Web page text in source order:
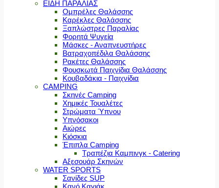
ΕΙΔΗ ΠΑΡΑΛΙΑΣ
Ομπρέλες Θαλάσσης
Καρέκλες Θαλάσσης
Ξαπλώστρες Παραλίας
Φορητά Ψυγεία
Μάσκες - Αναπνευστήρες
Βατραχοπέδιλα Θαλάσσης
Ρακέτες Θαλάσσης
Φουσκωτά Παιχνίδια Θαλάσσης
Κουβαδάκια - Παιχνίδια
CAMPING
Σκηνές Camping
Χημικές Τουαλέτες
Στρώματα Ύπνου
Υπνόσακοι
Αιώρες
Κιόσκια
Έπιπλα Camping
Τραπέζια Καμπινγκ - Catering
Αξεσουάρ Σκηνών
WATER SPORTS
Σανίδες SUP